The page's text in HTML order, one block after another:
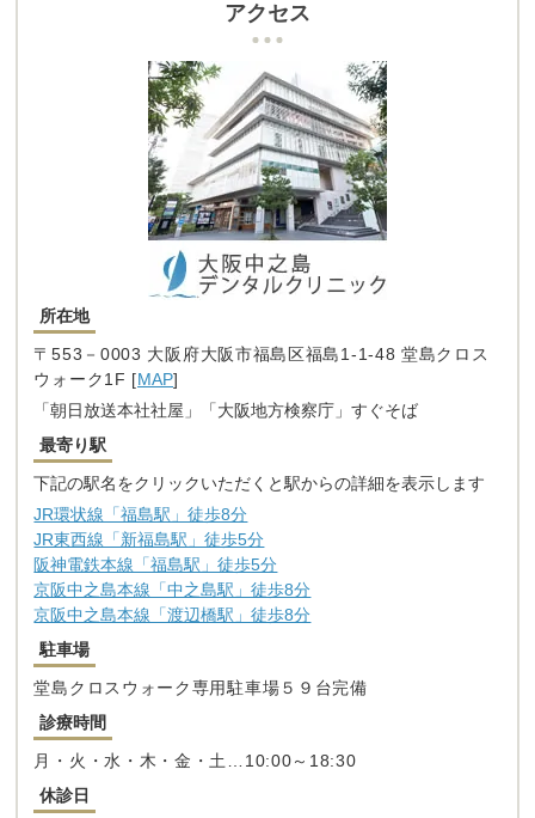
アクセス
所在地
〒553－0003 大阪府大阪市福島区福島1-1-48 堂島クロス
ウォーク1F [MAP]
「朝日放送本社社屋」「大阪地方検察庁」すぐそば
最寄り駅
下記の駅名をクリックいただくと駅からの詳細を表示します
JR環状線「福島駅」徒歩8分
JR東西線「新福島駅」徒歩5分
阪神電鉄本線「福島駅」徒歩5分
京阪中之島本線「中之島駅」徒歩8分
京阪中之島本線「渡辺橋駅」徒歩8分
駐車場
堂島クロスウォーク専用駐車場５９台完備
診療時間
月・火・水・木・金・土…10:00～18:30
休診日